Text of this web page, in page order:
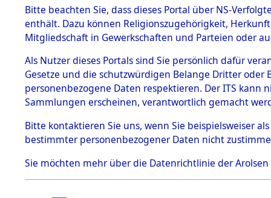
BESTÄNDE
1.
mente
5. Verschiedenes
5.3
Todesmärsche
5.3.1 Alliierte
Erhebungen
zu
Todesmärsch
en
5.3.2
und
0016
Bitte beachten Sie, dass dieses Portal über NS-
enthält. Dazu können Religionszugehörigkeit,
Mitgliedschaft in Gewerkschaften und Parteien oder
Als Nutzer dieses Portals sind Sie persönlich dafür
Gesetze und die schutzwürdigen Belange Dritter
personenbezogene Daten respektieren. Der ITS
Sammlungen erscheinen, verantwortlich gemacht
Bitte kontaktieren Sie uns, wenn Sie beispielsweiser
bestimmter personenbezogener Daten nicht
Sie möchten mehr über die Datenrichtlinie der Arolsen